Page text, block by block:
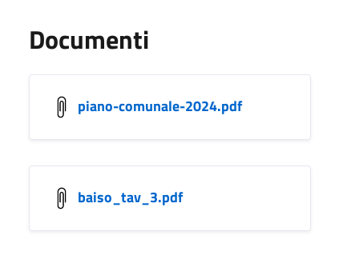
Documenti
piano-comunale-2024.pdf
baiso_tav_3.pdf